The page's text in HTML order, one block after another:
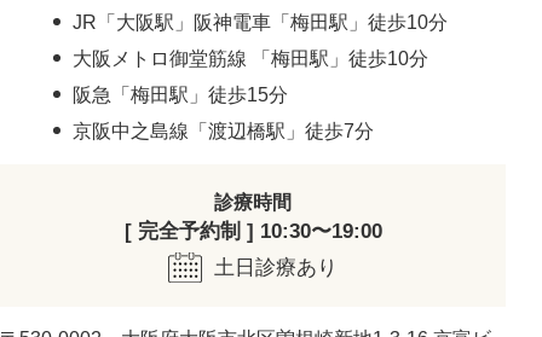
JR「大阪駅」阪神電車「梅田駅」徒歩10分
大阪メトロ御堂筋線 「梅田駅」徒歩10分
阪急「梅田駅」徒歩15分
京阪中之島線「渡辺橋駅」徒歩7分
診療時間
[ 完全予約制 ] 10:30〜19:00
土日診療あり